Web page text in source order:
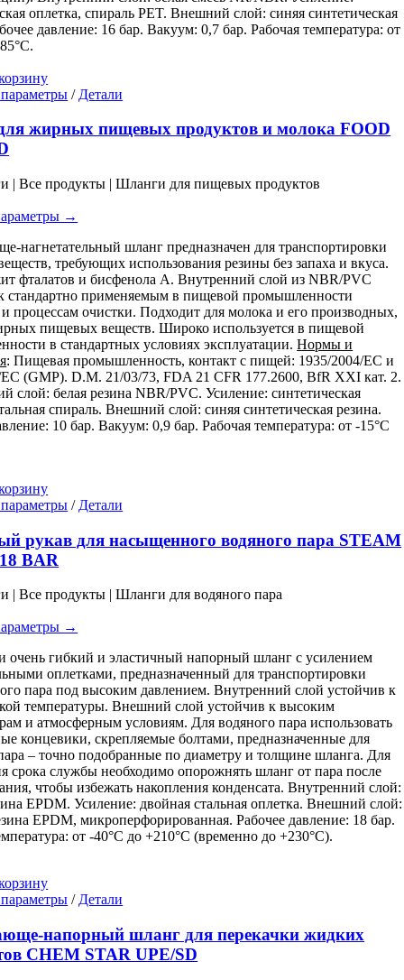
оплетка, спираль PET. Внешний слой: синяя синтетическая
давление: 16 бар. Вакуум: 0,7 бар. Рабочая температура: от
Этот
имеет
несколько
можно
на
странице
товара.
/ Детали
жирных пищевых продуктов и молока FOOD
| Все продукты | Шланги для пищевых продуктов
→
нагнетательный шланг предназначен для транспортировки
требующих использования резины без запаха и вкуса.
фталатов и бисфенола А. Внутренний слой из NBR/PVC
стандартно применяемым в пищевой промышленности
и процессам очистки. Подходит для молока и его производных,
пищевых веществ. Широко используется в пищевой
в стандартных условиях эксплуатации.Нормы и
: Пищевая промышленность, контакт с пищей: 1935/2004/EC и
(GMP). D.M. 21/03/73, FDA 21 CFR 177.2600, BfR XXI кат. 2.
слой: белая резина NBR/PVC. Усиление: синтетическая
спираль. Внешний слой: синяя синтетическая резина.
10 бар. Вакуум: 0,9 бар. Рабочая температура: от -15°C
Этот
имеет
несколько
можно
на
странице
товара.
/ Детали
рукав для насыщенного водяного пара STEAM
BAR
| Все продукты | Шланги для водяного пара
→
очень гибкий и эластичный напорный шланг с усилением
оплетками, предназначенный для транспортировки
пара под высоким давлением. Внутренний слой устойчив к
температуры. Внешний слой устойчив к высоким
и атмосферным условиям. Для водяного пара использовать
концевики, скрепляемые болтами, предназначенные для
– точно подобранные по диаметру и толщине шланга. Для
срока службы необходимо опорожнять шланг от пара после
чтобы избежать накопления конденсата. Внутренний слой:
EPDM. Усиление: двойная стальная оплетка. Внешний слой:
EPDM, микроперфорированная. Рабочее давление: 18 бар.
от -40°C до +210°C (временно до +230°C).
Этот
имеет
несколько
вариаций.
/ Детали
напорный шланг для перекачки жидких
CHEM STAR UPE/SD